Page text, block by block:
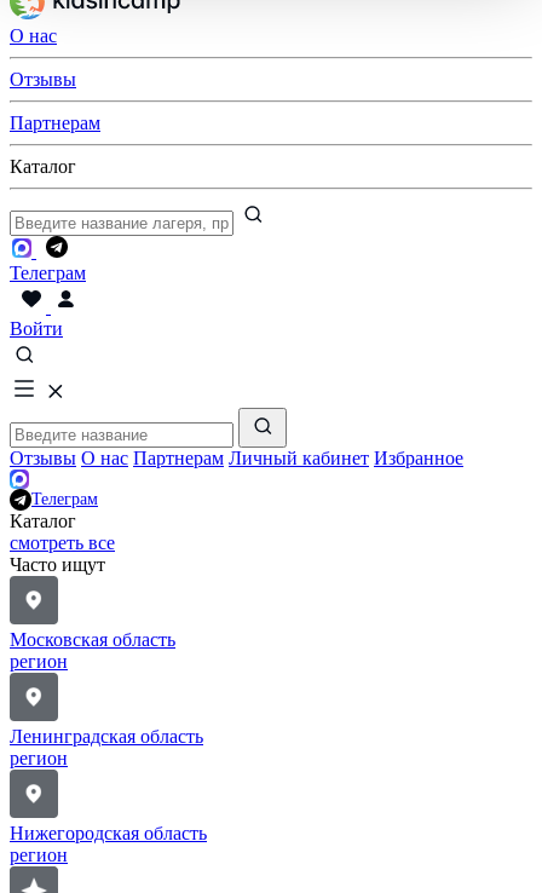
О нас
Отзывы
Партнерам
Каталог
Телеграм
Войти
Отзывы О нас Партнерам Личный кабинет Избранное
Телеграм
Каталог
смотреть все
Часто ищут
Московская область
регион
Ленинградская область
регион
Нижегородская область
регион